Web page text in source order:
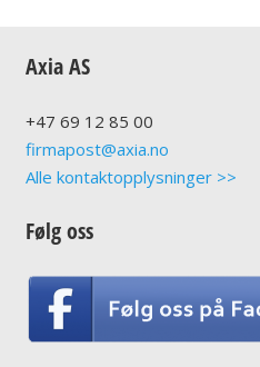
Axia AS
+47 69 12 85 00
firmapost@axia.no
Alle kontaktopplysninger >>
Følg oss